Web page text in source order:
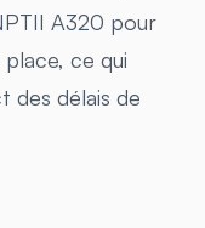
A320 pour
ce qui
des délais de